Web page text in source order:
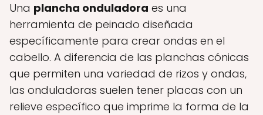
Una plancha onduladora es una
herramienta de peinado diseñada
específicamente para crear ondas en el
cabello. A diferencia de las planchas cónicas
que permiten una variedad de rizos y ondas,
las onduladoras suelen tener placas con un
relieve específico que imprime la forma de la